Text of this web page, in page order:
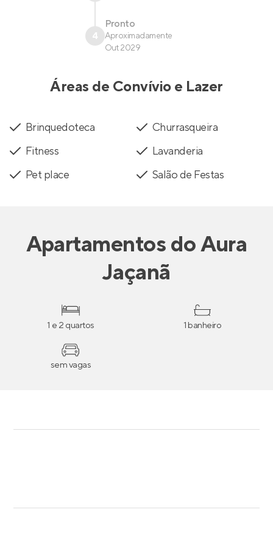
4
Pronto
Aproximadamente
Out 2029
Áreas de Convívio e Lazer
Brinquedoteca
Churrasqueira
Fitness
Lavanderia
Pet place
Salão de Festas
ApartamentosdoAura
Jaçanã
1 e 2 quartos 1 banheiro
sem vagas